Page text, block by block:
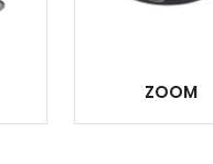
ZOOM